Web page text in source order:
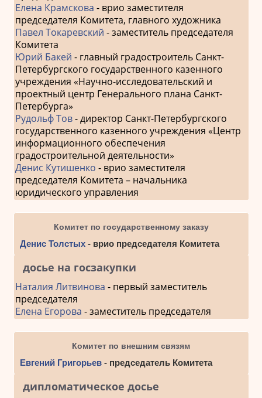
Елена Крамскова - врио заместителя
председателя Комитета, главного художника
Павел Токаревский - заместитель председателя
Комитета
Юрий Бакей - главный градостроитель Санкт-
Петербургского государственного казенного
учреждения «Научно-исследовательский и
проектный центр Генерального плана Санкт-
Петербурга»
Рудольф Тов- директор Санкт-Петербургского
государственного казенного учреждения «Центр
информационного обеспечения
градостроительной деятельности»
Денис Кутишенко - врио заместителя
председателя Комитета – начальника
юридического управления
Комитет по государственному заказу
Денис Толстых- врио председателя Комитета
досье на госзакупки
Наталия Литвинова - первый заместитель
председателя
Елена Егорова - заместитель председателя
Комитет по внешним связям
Евгений Григорьев- председатель Комитета
дипломатическое досье